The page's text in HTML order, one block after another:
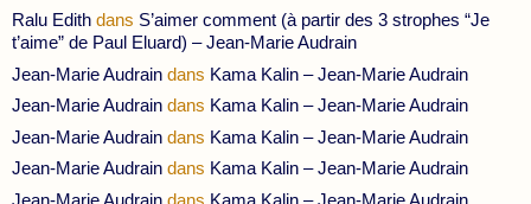
Ralu Edith dans S’aimer comment (à partir des 3 strophes “Je
t’aime” de Paul Eluard) – Jean-Marie Audrain
Jean-Marie Audrain dans Kama Kalin – Jean-Marie Audrain
Jean-Marie Audrain dans Kama Kalin – Jean-Marie Audrain
Jean-Marie Audrain dans Kama Kalin – Jean-Marie Audrain
Jean-Marie Audrain dans Kama Kalin – Jean-Marie Audrain
Jean-Marie Audrain dans Kama Kalin – Jean-Marie Audrain